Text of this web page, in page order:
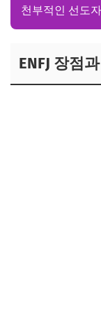
천부적인 선도
ENFJ 장점